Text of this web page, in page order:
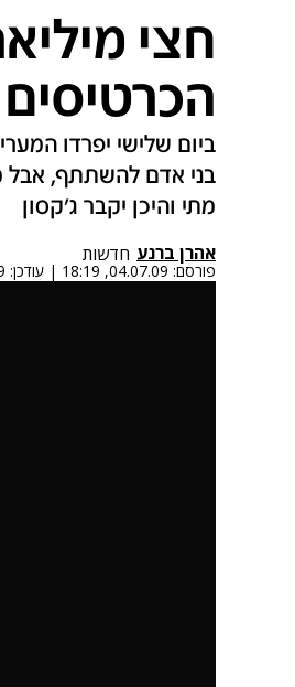
חצי
בני אדם להשתתף, אבל
מתי והיכן יקבר ג'קסון
אהרן ברנע חדשות
פורסם: 04.07.09, 18:19
| עודכן: